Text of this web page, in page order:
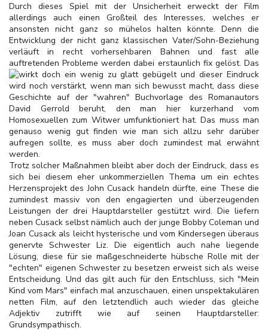
Durch dieses Spiel mit der Unsicherheit erweckt der Film
allerdings auch einen Großteil des Interesses, welches er
ansonsten nicht ganz so mühelos halten könnte. Denn die
Entwicklung der nicht ganz klassischen Vater/Sohn-Beziehung
verläuft in recht vorhersehbaren Bahnen und fast alle
auftretenden Probleme werden dabei erstaunlich fix gelöst. Das
wirkt doch ein wenig zu glattgebügelt und dieser Eindruck
wird noch verstärkt, wenn man sich bewusst macht, dass diese
Geschichte auf der "wahren" Buchvorlage des Romanautors
David Gerrold beruht, den man hier kurzerhand vom
Homosexuellen zum Witwer umfunktioniert hat. Das muss man
genauso wenig gut finden wie man sich allzu sehr darüber
aufregen sollte, es muss aber doch zumindest mal erwähnt
werden.
Trotz solcher Maßnahmen bleibt aber doch der Eindruck, dass es
sich bei diesem eher unkommerziellen Thema um ein echtes
Herzensprojekt des John Cusack handeln dürfte, eine These die
zumindest massiv von den engagierten und überzeugenden
Leistungen der drei Hauptdarsteller gestützt wird. Die liefern
neben Cusack selbst nämlich auch der junge Bobby Coleman und
Joan Cusack als leicht hysterische und vom Kindersegen überaus
genervte Schwester Liz. Die eigentlich auch nahe liegende
Lösung, diese für sie maßgeschneiderte hübsche Rolle mit der
"echten" eigenen Schwester zu besetzen erweist sich als weise
Entscheidung. Und das gilt auch für den Entschluss, sich "Mein
Kind vom Mars" einfach mal anzuschauen, einen unspektakulären
netten Film, auf den letztendlich auch wieder das gleiche
Adjektiv zutrifft wie auf seinen Hauptdarsteller:
Grundsympathisch.